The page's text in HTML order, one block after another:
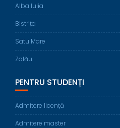
Alba Iulia
Bistrița
Satu Mare
Zalău
PENTRU STUDENȚI
Admitere licență
Admitere master